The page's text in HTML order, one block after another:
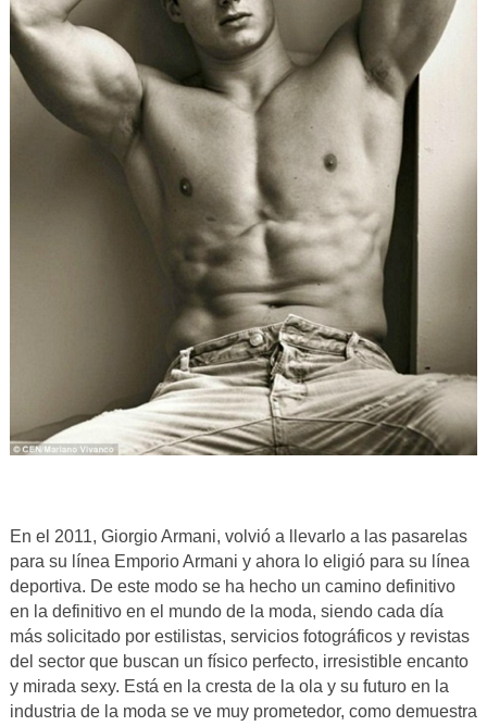
En el 2011, Giorgio Armani, volvió a llevarlo a las pasarelas
para su línea Emporio Armani y ahora lo eligió para su línea
deportiva. De este modo se ha hecho un camino definitivo
en la definitivo en el mundo de la moda, siendo cada día
más solicitado por estilistas, servicios fotográficos y revistas
del sector que buscan un físico perfecto, irresistible encanto
y mirada sexy. Está en la cresta de la ola y su futuro en la
industria de la moda se ve muy prometedor, como demuestra